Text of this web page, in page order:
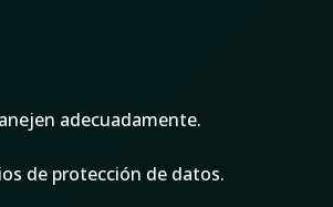
adecuadamente.
de protección de datos.